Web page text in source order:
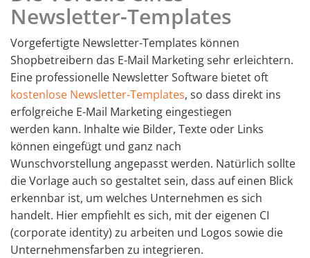
Newsletter-Templates
Vorgefertigte Newsletter-Templates können
Shopbetreibern das E-Mail Marketing sehr erleichtern.
Eine professionelle Newsletter Software bietet oft
kostenlose Newsletter-Templates, so dass direkt ins
erfolgreiche E-Mail Marketing eingestiegen
werden kann. Inhalte wie Bilder, Texte oder Links
können eingefügt und ganz nach
Wunschvorstellung angepasst werden. Natürlich sollte
die Vorlage auch so gestaltet sein, dass auf einen Blick
erkennbar ist, um welches Unternehmen es sich
handelt. Hier empfiehlt es sich, mit der eigenen CI
(corporate identity) zu arbeiten und Logos sowie die
Unternehmensfarben zu integrieren.